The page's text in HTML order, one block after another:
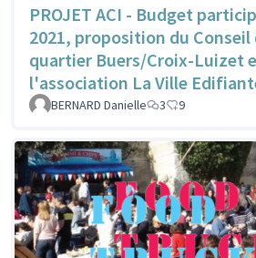
PROJET ACI - Budget
2021, proposition du Conseil
quartier Buers/Croix-Luizet
l'association La Ville
BERNARD Danielle 3 9